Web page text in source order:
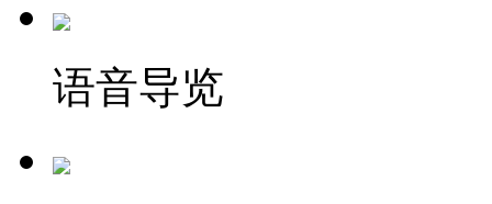
语音导览